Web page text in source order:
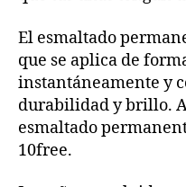
El esmaltado
que se aplica de
instantáneamente y
durabilidad y brillo.
esmaltado
10free.